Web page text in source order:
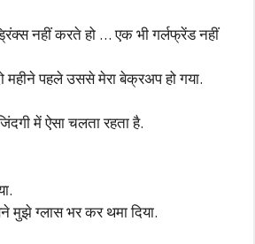
नहीं करते हो … एक भी गर्लफ्रेंड नहीं
पहले उससे मेरा बेक्रअप हो गया.
में ऐसा चलता रहता है.
मुझे ग्लास भर कर थमा दिया.